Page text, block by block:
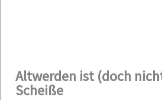
Altwerden ist (doch
Scheiße